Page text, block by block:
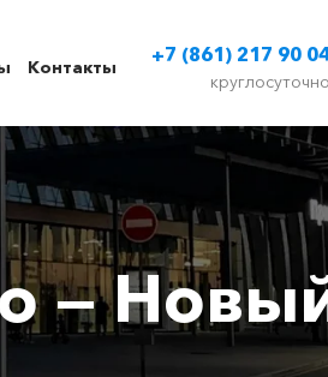
Контакты
+7 (861) 217 90
круглосуточно
—